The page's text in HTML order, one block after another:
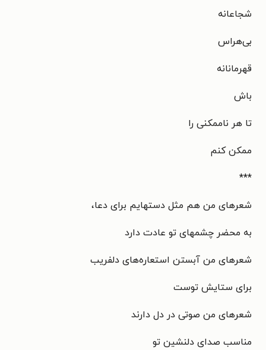
شجاعانه
بی‌هراس
قهرمانانه
باش
تا هر ناممکنی را
ممکن کنم
***
شعر‌های من هم مثل دستهایم برای دعا،
به محضر چشمهای تو عادت دارد
شعر‌های من آبستن استعاره‌های دلفریب
برای ستایش توست
شعر‌های من صوتی در دل دارند
مناسب صدای دلنشین تو